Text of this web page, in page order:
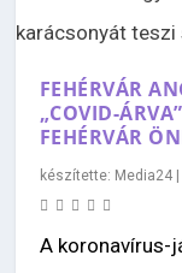
FEHÉRVÁR
„COVID-
FEHÉRVÁR
készítette: Media24|
A koronavírus-